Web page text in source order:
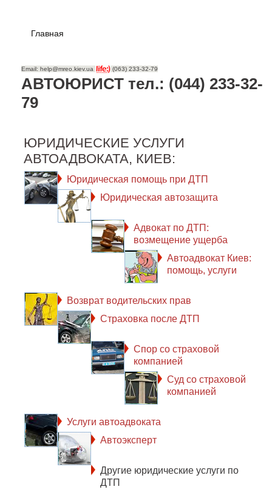
Главная
Email: help@mreo.kiev.ua (063) 233-32-79
АВТОЮРИСТ тел.: (044) 233-32-
79
ЮРИДИЧЕСКИЕ УСЛУГИ
АВТОАДВОКАТА, КИЕВ:
Юридическая помощь при ДТП
Юридическая автозащита
Адвокат по ДТП:
возмещение ущерба
Автоадвокат Киев:
помощь, услуги
Возврат водительских прав
Страховка после ДТП
Спор со страховой
компанией
Суд со страховой
компанией
Услуги автоадвоката
Автоэксперт
Другие юридические услуги по
ДТП